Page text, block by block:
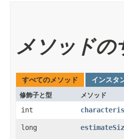
メソッドの
すべてのメソッド インスタ
修飾子と型 メソッド
int
long